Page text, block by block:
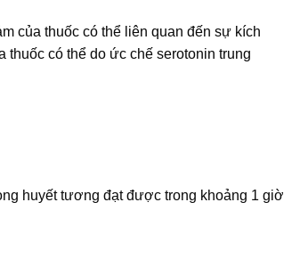
của thuốc có thể liên quan đến sự kích
có thể do ức chế serotonin trung
huyết tương đạt được trong khoảng 1 giờ